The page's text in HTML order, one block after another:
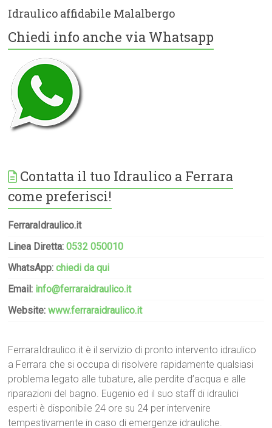
Idraulico affidabile Malalbergo
Chiedi info anche via Whatsapp
Contatta il tuo Idraulico a Ferrara
come preferisci!
FerraraIdraulico.it
Linea Diretta:0532 050010
WhatsApp:chiedi da qui
Email: info@ferraraidraulico.it
Website:www.ferraraidraulico.it
FerraraIdraulico.it è il servizio di pronto intervento idraulico
a Ferrara che si occupa di risolvere rapidamente qualsiasi
problema legato alle tubature, alle perdite d’acqua e alle
riparazioni del bagno. Eugenio ed il suo staff di idraulici
esperti è disponibile 24 ore su 24 per intervenire
tempestivamente in caso di emergenze idrauliche.